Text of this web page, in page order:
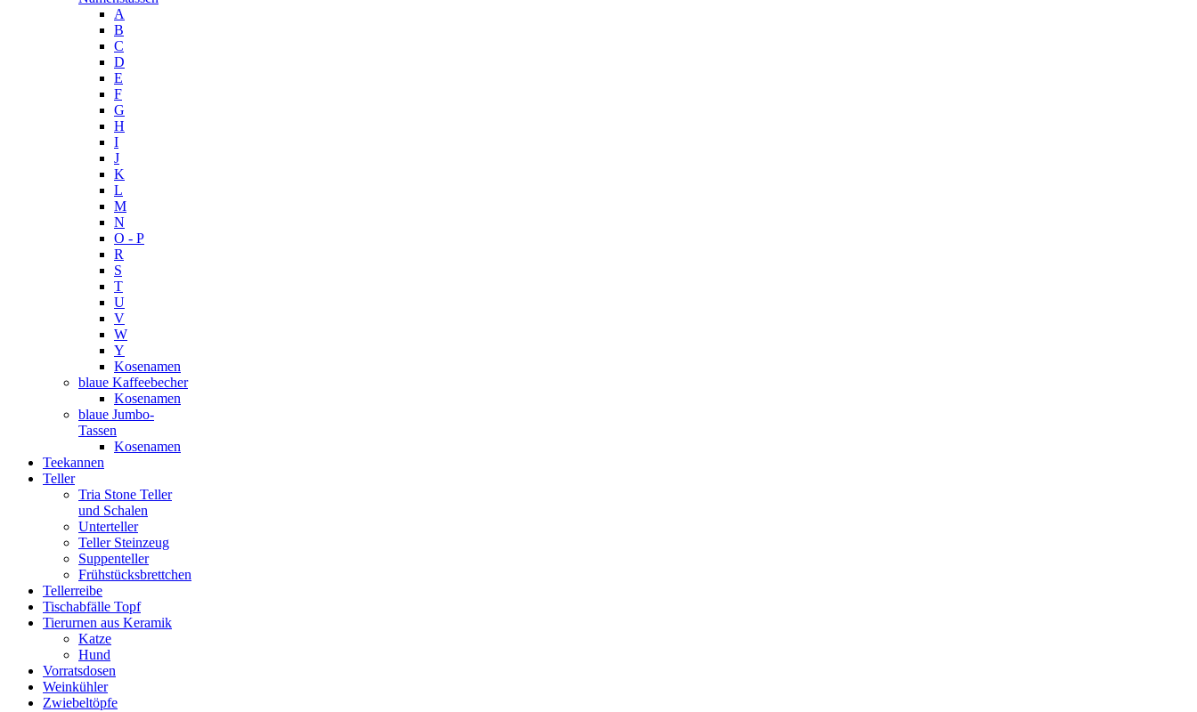
A
B
C
D
E
F
G
H
I
J
K
L
M
N
O - P
R
S
T
U
V
W
Y
Kosenamen
blaue Kaffeebecher
Kosenamen
blaue Jumbo-
Tassen
Kosenamen
Teekannen
Teller
Tria Stone Teller
und Schalen
Unterteller
Teller Steinzeug
Suppenteller
Frühstücksbrettchen
Tellerreibe
Tischabfälle Topf
Tierurnen aus Keramik
Katze
Hund
Vorratsdosen
Weinkühler
Zwiebeltöpfe